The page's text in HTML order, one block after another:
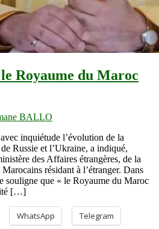
Royaume du Maroc
BALLO
inquiétude l’évolution de la
Russie et l’Ukraine, a indiqué,
des Affaires étrangères, de la
résidant à l’étranger. Dans
souligne que « le Royaume du Maroc
[…]
WhatsApp Telegram